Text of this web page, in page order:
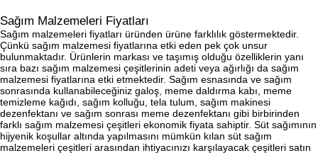
Sağım Malzemeleri Fiyatları
Sağım malzemeleri fiyatları üründen ürüne farklılık göstermektedir.
Çünkü sağım malzemesi fiyatlarına etki eden pek çok unsur
bulunmaktadır. Ürünlerin markası ve taşımış olduğu özelliklerin yanı
sıra bazı sağım malzemesi çeşitlerinin adeti veya ağırlığı da sağım
malzemesi fiyatlarına etki etmektedir. Sağım esnasında ve sağım
sonrasında kullanabileceğiniz galoş, meme daldırma kabı, meme
temizleme kağıdı, sağım kolluğu, tela tulum, sağım makinesi
dezenfektanı ve sağım sonrası meme dezenfektanı gibi birbirinden
farklı sağım malzemesi çeşitleri ekonomik fiyata sahiptir. Süt sağımının
hijyenik koşullar altında yapılmasını mümkün kılan süt sağım
malzemeleri çeşitleri arasından ihtiyacınızı karşılayacak çeşitleri satın